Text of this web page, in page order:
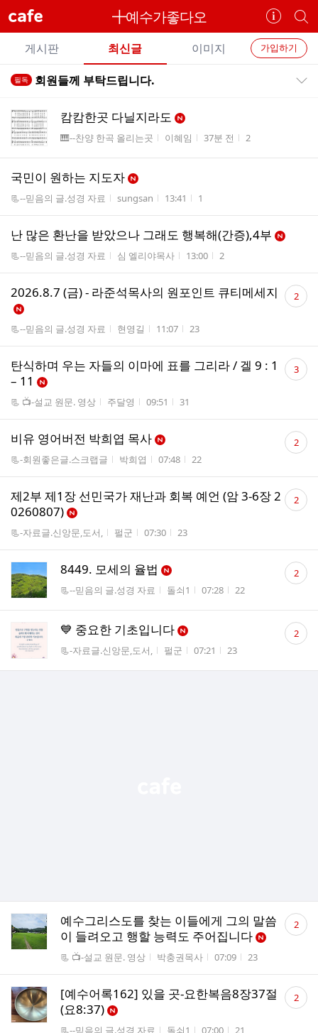
cafe ╋예수가좋다오
카
페
정
보
개
별
카
페
검
카
페
메
뉴
가입하기
게시판 최신글 이미지
전
글
트
필독 회원들께 부탁드립니다.
캄캄한곳 다닐지라도
게시판명
🎹--찬양 한곡 올리는곳 작성자
이혜임 작성시간
37분 전 조회수
2
국민이 원하는 지도자
게시판명
📃--믿음의 글.성경 자료 작성자
sungsan 작성시간
13:41 조회수
1
난 많은 환난을 받았으나 그래도 행복해(간증),4부
게시판명
📃--믿음의 글.성경 자료 작성자
심 엘리야목사 작성시간
13:00 조회수
2
2026.8.7 (금) - 라준석목사의 원포인트 큐티메세지
게시판명
📃--믿음의 글.성경 자료 작성자
현영길 작성시간
11:07 조회수
23
댓
글 2
탄식하며 우는 자들의 이마에 표를 그리라 / 겔 9 : 1
– 11
게시판명
📃 📺-설교 원문. 영상 작성자
주달영 작성시간
09:51 조회수
31
댓
글 3
비유 영어버전 박희엽 목사
게시판명
📃-회원좋은글.스크랩글 작성자
박희엽 작성시간
07:48 조회수
22
댓
글 2
제2부 제1장 선민국가 재난과 회복 예언 (암 3-6장 2
0260807)
게시판명
📃-자료글.신앙문,도서, 작성자
펄군 작성시간
07:30 조회수
23
댓
글 2
8449. 모세의 율법
게시판명
📃--믿음의 글.성경 자료 작성자
돌쇠1 작성시간
07:28 조회수
22
댓
글 2
💙 중요한 기초입니다
게시판명
📃-자료글.신앙문,도서, 작성자
펄군 작성시간
07:21 조회수
23
댓
글 2
예수그리스도를 찾는 이들에게 그의 말씀
이 들려오고 행할 능력도 주어집니다
게시판명
📃 📺-설교 원문. 영상 작성자
박충권목사 작성시간
07:09 조회수
23
댓
글 2
[예수어록162] 있을 곳-요한복음8장37절
(요8:37)
게시판명
📃--믿음의 글.성경 자료 작성자
돌쇠1 작성시간
07:00 조회수
21
댓
글 2